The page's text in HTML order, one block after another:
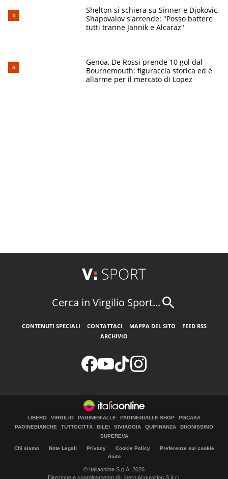
Shelton si schiera su Sinner e Djokovic,
Shapovalov s'arrende: "Posso battere
tutti tranne Jannik e Alcaraz"
Genoa, De Rossi prende 10 gol dal
Bournemouth: figuraccia storica ed è
allarme per il mercato di Lopez
Cerca in Virgilio Sport...
CONTENUTI SPECIALI CONTATTACI MAPPA DEL SITO
FEED RSS
ARCHIVIO
LIBERO VIRGILIO PAGINEGIALLE PAGINEGIALLE SHOP
PGCASA
PAGINEBIANCHE
TUTTOCITTÀ DILEI SIVIAGGIA QUIFINANZA
BUONISSIMO
SUPEREVA
Chi siamo Note Legali Privacy Cookie Policy
Preferenze sui cookie
Aiuto
© Italiaonline S.p.A. 2026
Direzione e coordinamento di Libero Acquisition S.á r.l.